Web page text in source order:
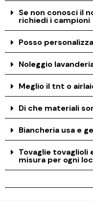
Se non conosci il
richiedi i campioni
Posso
Noleggio
Meglio il tnt o
Di che materiali
Biancheria usa e
Tovaglie tovaglioli
misura per ogni